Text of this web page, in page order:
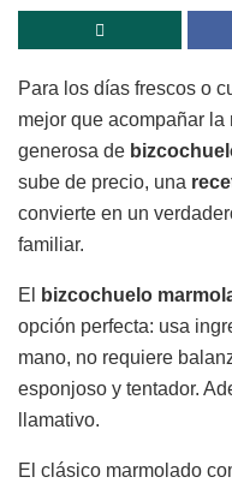
Para los días frescos o
mejor que acompañar
generosa de
sube de precio, una
convierte en un
familiar.
El bizcochuelo
opción perfecta: usa
mano, no requiere
esponjoso y tentador.
llamativo.
El clásico marmolado